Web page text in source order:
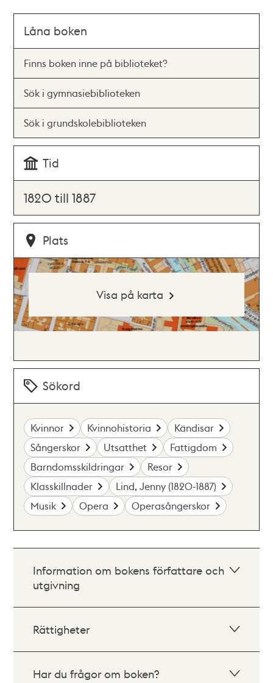
Låna boken
Finns boken inne på biblioteket?
Sök i gymnasiebiblioteken
Sök i grundskolebiblioteken
Tid
1820 till 1887
Plats
Visa på karta
Sökord
Kvinnor Kvinnohistoria
Kändisar
Sångerskor
Utsatthet
Fattigdom
Barndomsskildringar
Resor
Klasskillnader
Lind, Jenny (1820-1887)
Musik
Opera Operasångerskor
Information om bokens författare och
utgivning
Rättigheter
Har du frågor om boken?